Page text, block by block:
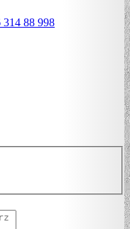
314 88 998